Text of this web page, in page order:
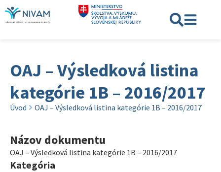
OAJ – Výsledková listina
kategórie 1B – 2016/2017
Úvod OAJ – Výsledková listina kategórie 1B – 2016/2017
Názov dokumentu
OAJ – Výsledková listina kategórie 1B – 2016/2017
Kategória